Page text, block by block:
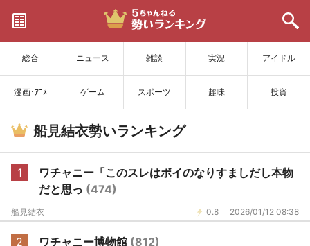
総合 ニュース 雑談 実況 アイドル
漫画･ｱﾆﾒ ゲーム スポーツ 趣味 投資
サイトを更新
船見結衣勢いランキング
1
ワチャニー「このスレはボイのなりすましだし本物
だと思っ (474)
0.8 2026/01/12 08:38
船見結衣
2 ワチャニー博物館 (812)